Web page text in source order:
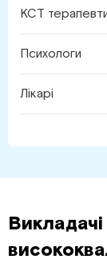
КСТ
Психологи
Лікарі